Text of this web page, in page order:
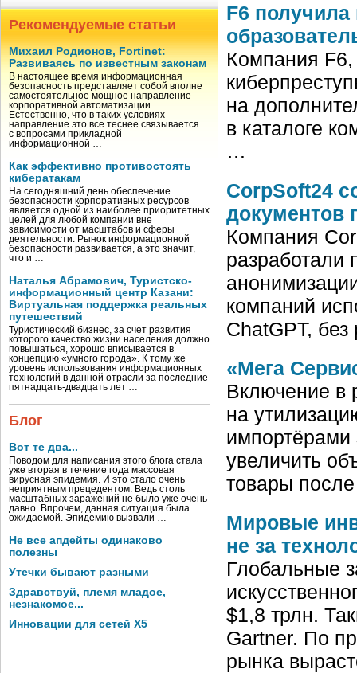
Рекомендуемые статьи
Михаил Родионов, Fortinet:
Развиваясь по известным законам
В настоящее время информационная
безопасность представляет собой вполне
самостоятельное мощное направление
корпоративной автоматизации.
Естественно, что в таких условиях
направление это все теснее связывается
с вопросами прикладной
информационной …
Как эффективно противостоять
кибератакам
На сегодняшний день обеспечение
безопасности корпоративных ресурсов
является одной из наиболее приоритетных
целей для любой компании вне
зависимости от масштабов и сферы
деятельности. Рынок информационной
безопасности развивается, а это значит,
что и …
Наталья Абрамович, Туристско-
информационный центр Казани:
Виртуальная поддержка реальных
путешествий
Туристический бизнес, за счет развития
которого качество жизни населения должно
повышаться, хорошо вписывается в
концепцию «умного города». К тому же
уровень использования информационных
технологий в данной отрасли за последние
пятнадцать-двадцать лет …
Блог
Вот те два...
Поводом для написания этого блога стала
уже вторая в течение года массовая
вирусная эпидемия. И это стало очень
неприятным прецедентом. Ведь столь
масштабных заражений не было уже очень
давно. Впрочем, данная ситуация была
ожидаемой. Эпидемию вызвали …
Не все апдейты одинаково
полезны
Утечки бывают разными
Здравствуй, племя младое,
незнакомое...
Инновации для сетей X5
F6
Компания F6,
на
в каталоге
…
CorpSoft24
документов
Компания
разработали
компаний
ChatGPT,
«Мега
Включение в
на
импортёрами
увеличить
товары
Мировые
не за
Глобальные
$1,8 трлн.
Gartner. По
рынка